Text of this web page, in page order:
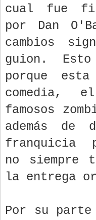
cual fue
por Dan
cambios
guion.
porque
comedia,
famosos
además
franquicia
no siempre
la entrega
Por su parte